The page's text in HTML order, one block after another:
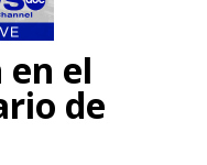
el
de